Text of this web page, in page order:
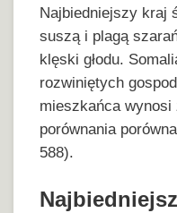
Najbiedniejszy kraj
suszą i plagą
klęski głodu.
rozwiniętych
mieszkańca wynosi
porównania
588).